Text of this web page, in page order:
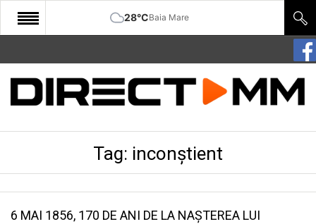
28°CBaia Mare
START
COMUNITATE
SANATATE
Tag: inconștient
6 MAI 1856, 170 DE ANI DE LA NAȘTEREA LUI